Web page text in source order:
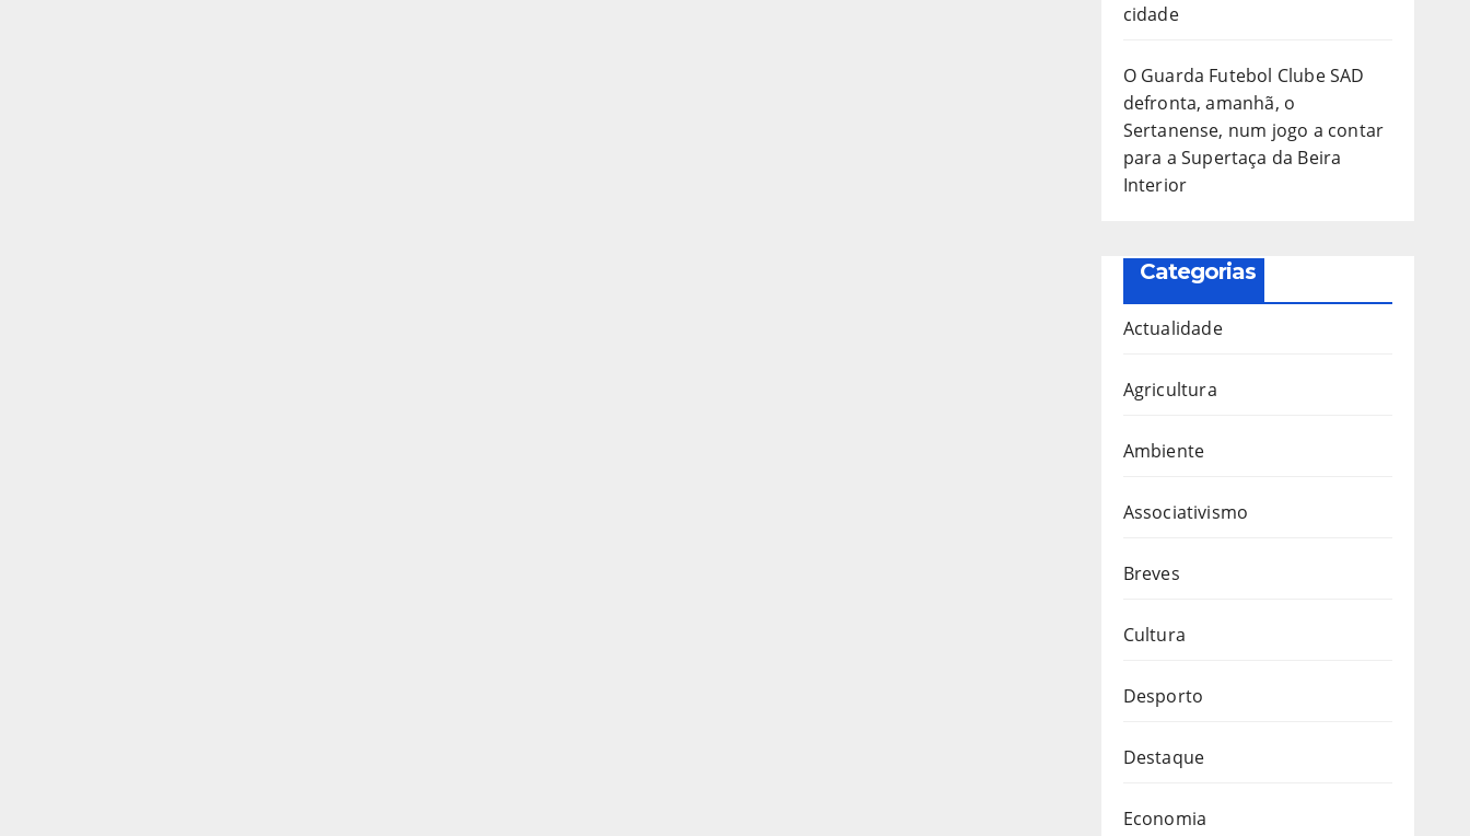
cidade
O Guarda Futebol Clube SAD
defronta, amanhã, o
Sertanense, num jogo a contar
para a Supertaça da Beira
Interior
Categorias
Actualidade
Agricultura
Ambiente
Associativismo
Breves
Cultura
Desporto
Destaque
Economia